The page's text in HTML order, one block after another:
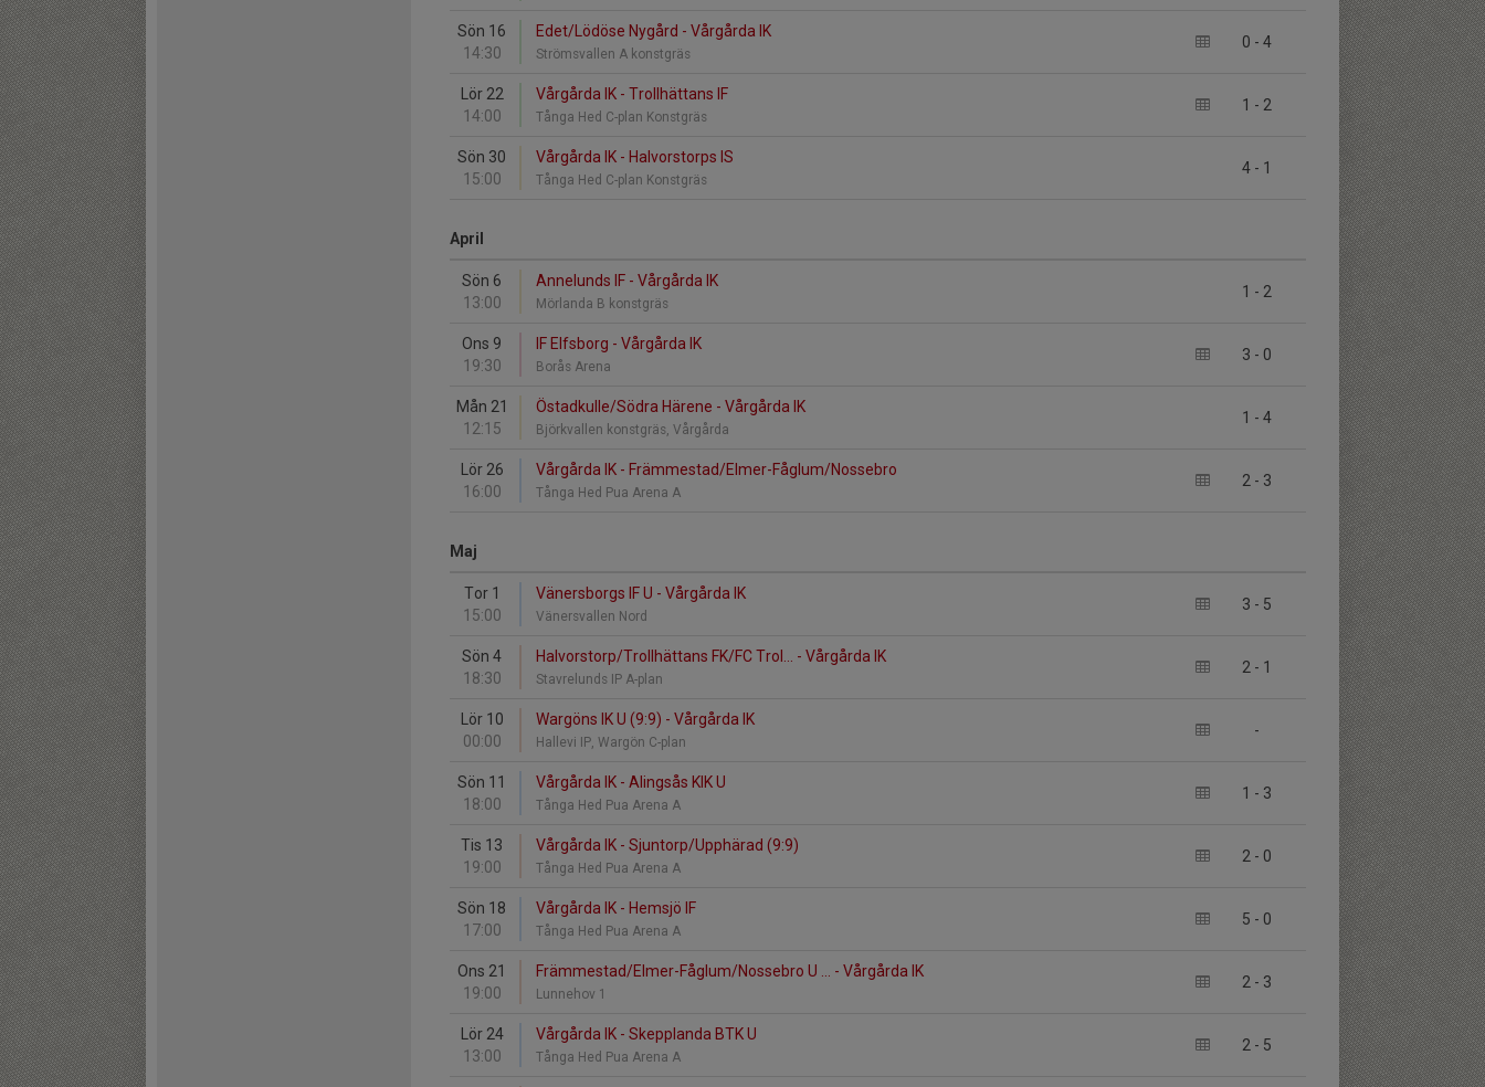
Sön 16
14:30
0 - 4
Edet/Lödöse Nygård - Vårgårda IK
Strömsvallen A konstgräs
Lör 22
14:00
1 - 2
Vårgårda IK - Trollhättans IF
Tånga Hed C-plan Konstgräs
Sön 30
15:00
4 - 1
Vårgårda IK - Halvorstorps IS
Tånga Hed C-plan Konstgräs
April
Sön 6
13:00
1 - 2
Annelunds IF - Vårgårda IK
Mörlanda B konstgräs
Ons 9
19:30
3 - 0
IF Elfsborg - Vårgårda IK
Borås Arena
Mån 21
12:15
1 - 4
Östadkulle/Södra Härene - Vårgårda IK
Björkvallen konstgräs, Vårgårda
Lör 26
16:00
2 - 3
Vårgårda IK - Främmestad/Elmer-Fåglum/Nossebro
Tånga Hed Pua Arena A
Maj
Tor 1
15:00
3 - 5
Vänersborgs IF U - Vårgårda IK
Vänersvallen Nord
Sön 4
18:30
2 - 1
Halvorstorp/Trollhättans FK/FC Trol... - Vårgårda IK
Stavrelunds IP A-plan
Lör 10
00:00
-
Wargöns IK U (9:9) - Vårgårda IK
Hallevi IP, Wargön C-plan
Sön 11
18:00
1 - 3
Vårgårda IK - Alingsås KIK U
Tånga Hed Pua Arena A
Tis 13
19:00
2 - 0
Vårgårda IK - Sjuntorp/Upphärad (9:9)
Tånga Hed Pua Arena A
Sön 18
17:00
5 - 0
Vårgårda IK - Hemsjö IF
Tånga Hed Pua Arena A
Ons 21
19:00
2 - 3
Främmestad/Elmer-Fåglum/Nossebro U ... - Vårgårda IK
Lunnehov 1
Lör 24
13:00
2 - 5
Vårgårda IK - Skepplanda BTK U
Tånga Hed Pua Arena A